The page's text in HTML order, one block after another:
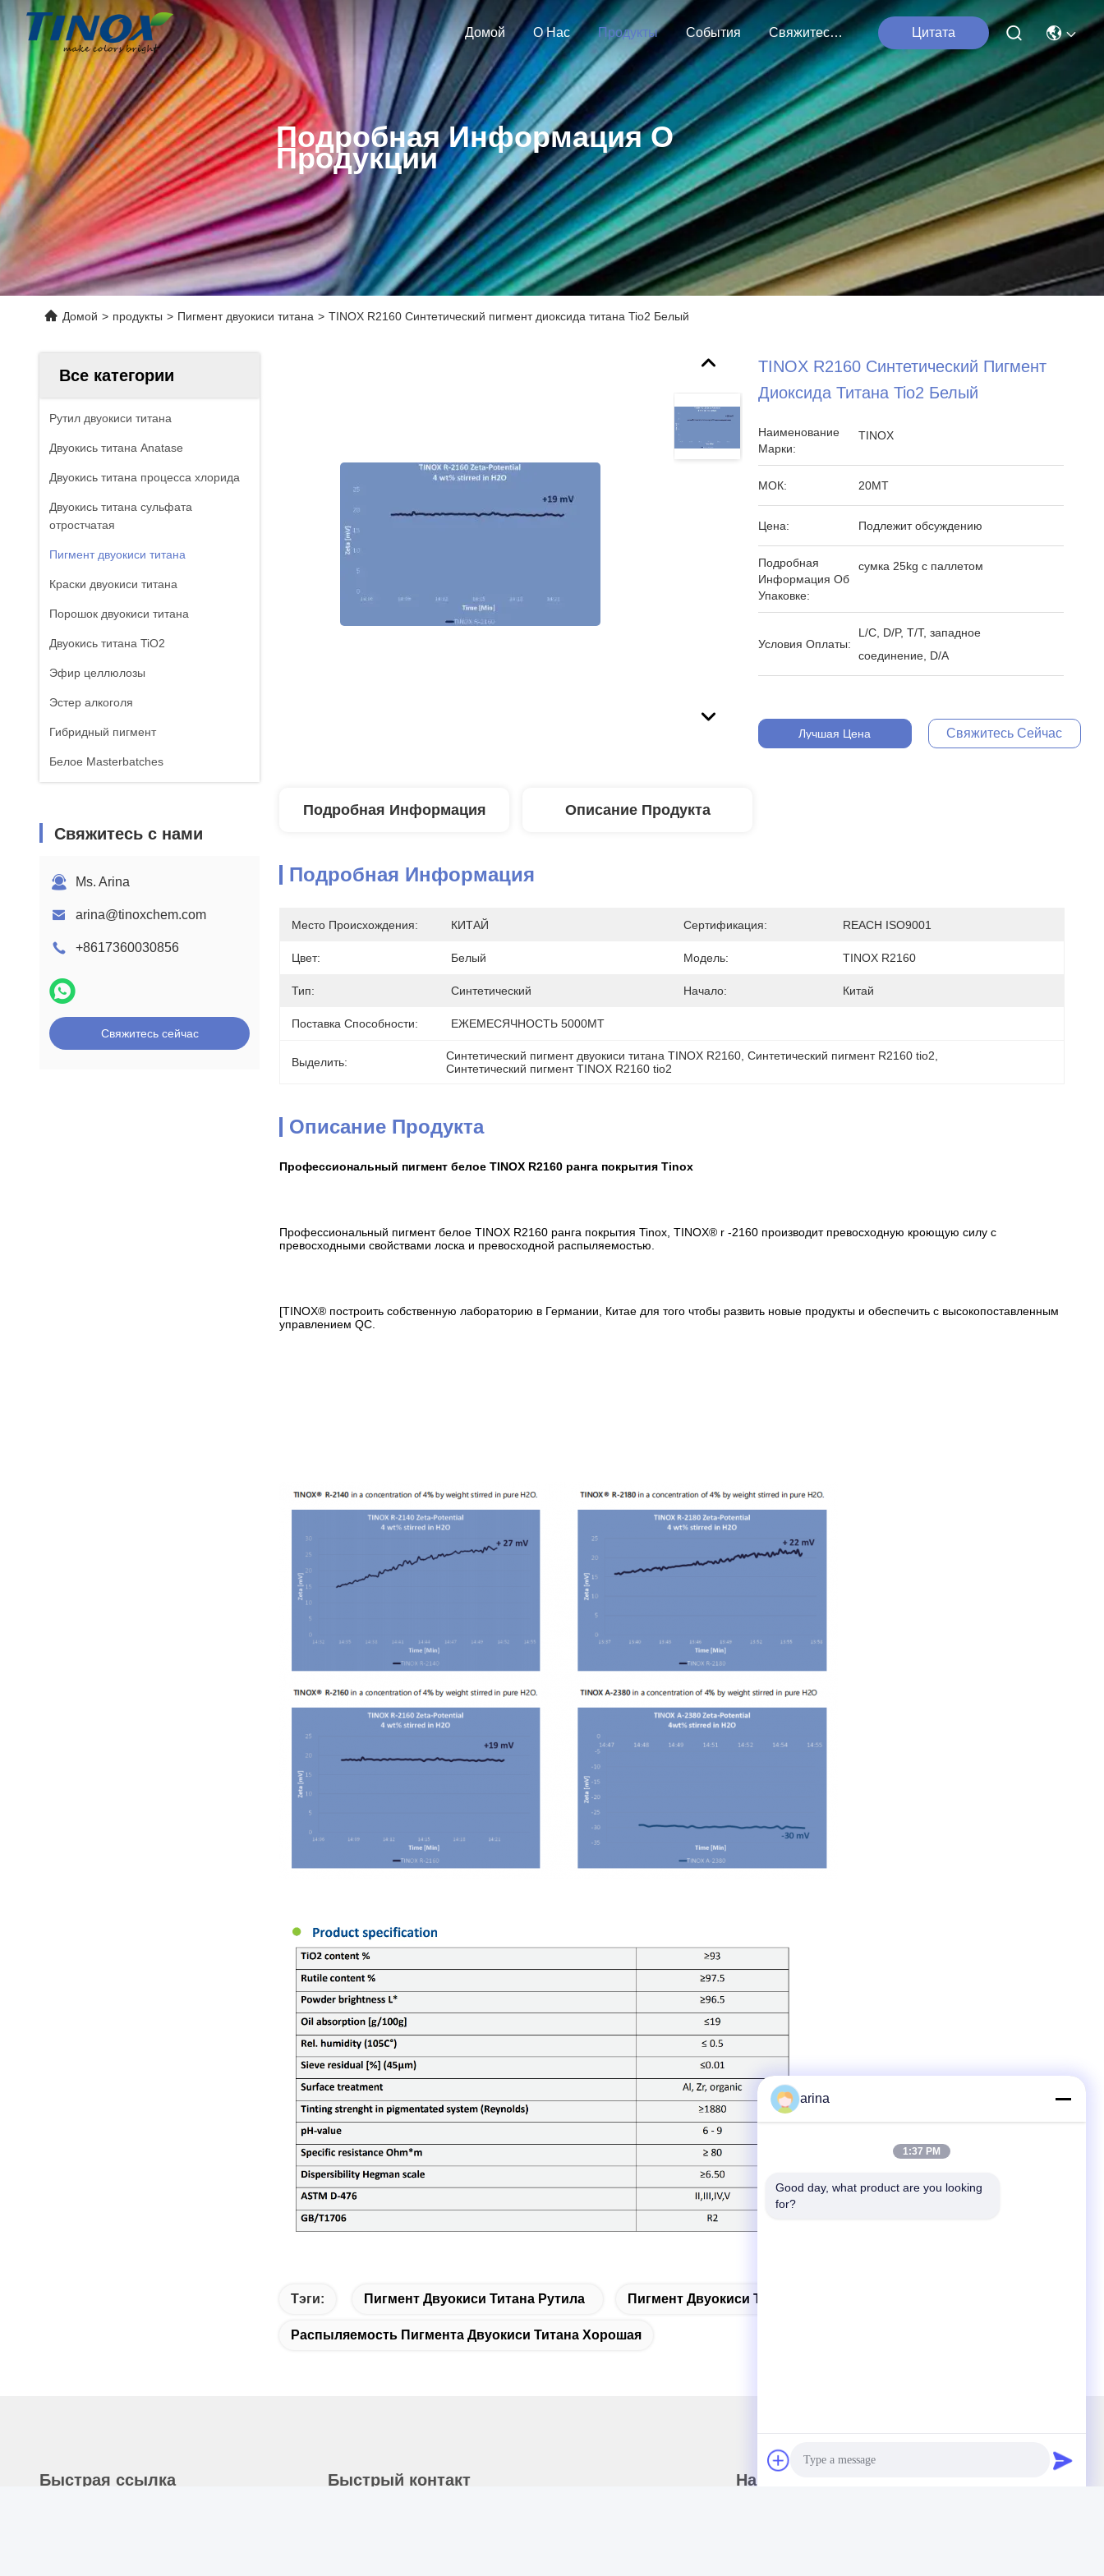
Домой О Нас Продукты События Свяжитесь С Нами Цитата
Подробная Информация О
Продукции
Домой > продукты > Пигмент двуокиси титана > TINOX R2160 Синтетический пигмент диоксида титана Tio2 Белый
Все категории
Рутил двуокиси титана
Двуокись титана Anatase
Двуокись титана процесса хлорида
Двуокись титана сульфата
отростчатая
Пигмент двуокиси титана
Краски двуокиси титана
Порошок двуокиси титана
Двуокись титана TiO2
Эфир целлюлозы
Эстер алкоголя
Гибридный пигмент
Белое Masterbatches
Свяжитесь с нами
Ms. Arina
arina@tinoxchem.com
+8617360030856
Свяжитесь сейчас
TINOX R2160 Синтетический Пигмент
Диоксида Титана Tio2 Белый
Наименование
Марки:
TINOX
МОК: 20MT
Цена: Подлежит обсуждению
Подробная
Информация Об
Упаковке:
сумка 25kg с паллетом
Условия Оплаты:
L/C, D/P, T/T, западное
соединение, D/A
Лучшая Цена Свяжитесь Сейчас
Подробная Информация Описание Продукта
Подробная Информация
Место Происхождения: КИТАЙ Сертификация: REACH ISO9001
Цвет: Белый Модель: TINOX R2160
Тип: Синтетический Начало: Китай
Поставка Способности: ЕЖЕМЕСЯЧНОСТЬ 5000MT
Выделить: Синтетический пигмент двуокиси титана TINOX R2160 , Синтетический пигмент R2160 tio2
Синтетический пигмент TINOX R2160 tio2
Описание Продукта
Профессиональный пигмент белое TINOX R2160 ранга покрытия Tinox
Профессиональный пигмент белое TINOX R2160 ранга покрытия Tinox, TINOX® r -2160 производит превосходную кроющую силу с
превосходными свойствами лоска и превосходной распыляемостью.
[TINOX® построить собственную лабораторию в Германии, Китае для того чтобы развить новые продукты и обеспечить с высокопоставленным
управлением QC.
Тэги: Пигмент Двуокиси Титана Рутила Пигмент Двуокиси Титана Для Внутренних Фасадных Красок
Распыляемость Пигмента Двуокиси Титана Хорошая
Быстрая ссылка Быстрый контакт Наш бюллетень
arina
1:37 PM
Good day, what product are you looking
for?